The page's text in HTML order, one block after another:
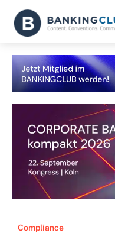
Compliance